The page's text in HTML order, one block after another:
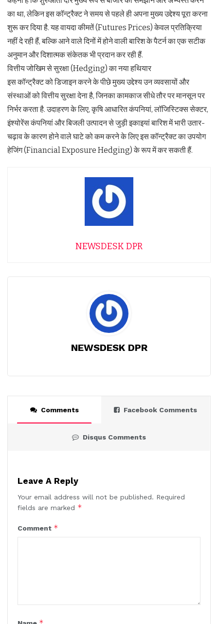
का था, लेकिन इस कॉन्ट्रैक्ट ने समय से पहले ही अपना मुख्य उद्देश्य पूरा करना
शुरू कर दिया है. यह वायदा कीमतें (Futures Prices) केवल प्रतिक्रिया
नहीं दे रही हैं, बल्कि आने वाले दिनों में होने वाली बारिश के पैटर्न का एक सटीक
अनुमान और दिशात्मक संकेतक भी प्रदान कर रही हैं.
वित्तीय जोखिम से सुरक्षा (Hedging) का नया हथियार
इस कॉन्ट्रैक्ट को डिजाइन करने के पीछे मुख्य उद्देश्य उन व्यवसायों और
संस्थाओं को वित्तीय सुरक्षा देना है, जिनका कामकाज सीधे तौर पर मानसून पर
निर्भर करता है. उदाहरण के लिए, कृषि आधारित कंपनियां, लॉजिस्टिक्स सेक्टर,
इंश्योरेंस कंपनियां और बिजली उत्पादन से जुड़ी इकाइयां बारिश में भारी उतार-
चढ़ाव के कारण होने वाले घाटे को कम करने के लिए इस कॉन्ट्रैक्ट का उपयोग
हेजिंग (Financial Exposure Hedging) के रूप में कर सकती हैं.
NEWSDESK DPR
NEWSDESK DPR
Comments Facebook Comments
Disqus Comments
Leave A Reply
Your email address will not be published. Required
fields are marked *
Comment *